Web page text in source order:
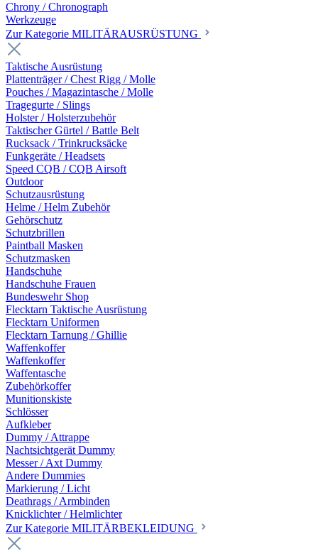
Chrony / Chronograph
Werkzeuge
Zur Kategorie MILITÄRAUSRÜSTUNG
Taktische Ausrüstung
Plattenträger / Chest Rigg / Molle
Pouches / Magazintasche / Molle
Tragegurte / Slings
Holster / Holsterzubehör
Taktischer Gürtel / Battle Belt
Rucksack / Trinkrucksäcke
Funkgeräte / Headsets
Speed CQB / CQB Airsoft
Outdoor
Schutzausrüstung
Helme / Helm Zubehör
Gehörschutz
Schutzbrillen
Paintball Masken
Schutzmasken
Handschuhe
Handschuhe Frauen
Bundeswehr Shop
Flecktarn Taktische Ausrüstung
Flecktarn Uniformen
Flecktarn Tarnung / Ghillie
Waffenkoffer
Waffenkoffer
Waffentasche
Zubehörkoffer
Munitionskiste
Schlösser
Aufkleber
Dummy / Attrappe
Nachtsichtgerät Dummy
Messer / Axt Dummy
Andere Dummies
Markierung / Licht
Deathrags / Armbinden
Knicklichter / Helmlichter
Zur Kategorie MILITÄRBEKLEIDUNG